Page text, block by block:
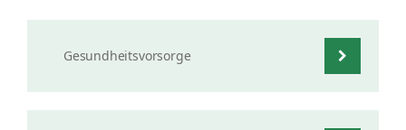
Gesundheitsvorsorge